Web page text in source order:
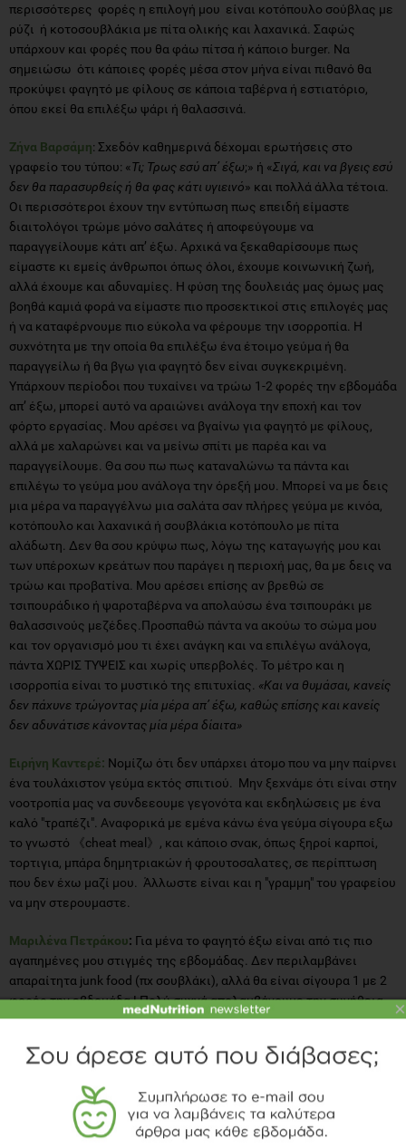
περισσότερες φορές η επιλογή μου είναι κοτόπουλο σούβλας με
ρύζι ή κοτοσουβλάκια με πίτα ολικής και λαχανικά. Σαφώς
υπάρχουν και φορές που θα φάω πίτσα ή κάποιο burger. Να
σημειώσω ότι κάποιες φορές μέσα στον μήνα είναι πιθανό θα
προκύψει φαγητό με φίλους σε κάποια ταβέρνα ή εστιατόριο,
όπου εκεί θα επιλέξω ψάρι ή θαλασσινά.
Ζήνα Βαρσάμη: Σχεδόν καθημερινά δέχομαι ερωτήσεις στο
γραφείο του τύπου: «Τι; Τρως εσύ απ’ έξω;» ή «Σιγά, και να βγεις εσύ
δεν θα παρασυρθείς ή θα φας κάτι υγιεινό» και πολλά άλλα τέτοια.
Οι περισσότεροι έχουν την εντύπωση πως επειδή είμαστε
διαιτολόγοι τρώμε μόνο σαλάτες ή αποφεύγουμε να
παραγγείλουμε κάτι απ’ έξω. Αρχικά να ξεκαθαρίσουμε πως
είμαστε κι εμείς άνθρωποι όπως όλοι, έχουμε κοινωνική ζωή,
αλλά έχουμε και αδυναμίες. Η φύση της δουλειάς μας όμως μας
βοηθά καμιά φορά να είμαστε πιο προσεκτικοί στις επιλογές μας
ή να καταφέρνουμε πιο εύκολα να φέρουμε την ισορροπία. Η
συχνότητα με την οποία θα επιλέξω ένα έτοιμο γεύμα ή θα
παραγγείλω ή θα βγω για φαγητό δεν είναι συγκεκριμένη.
Υπάρχουν περίοδοι που τυχαίνει να τρώω 1-2 φορές την εβδομάδα
απ’ έξω, μπορεί αυτό να αραιώνει ανάλογα την εποχή και τον
φόρτο εργασίας. Μου αρέσει να βγαίνω για φαγητό με φίλους,
αλλά με χαλαρώνει και να μείνω σπίτι με παρέα και να
παραγγείλουμε. Θα σου πω πως καταναλώνω τα πάντα και
επιλέγω το γεύμα μου ανάλογα την όρεξή μου. Μπορεί να με δεις
μια μέρα να παραγγέλνω μια σαλάτα σαν πλήρες γεύμα με κινόα,
κοτόπουλο και λαχανικά ή σουβλάκια κοτόπουλο με πίτα
αλάδωτη. Δεν θα σου κρύψω πως, λόγω της καταγωγής μου και
των υπέροχων κρεάτων που παράγει η περιοχή μας, θα με δεις να
τρώω και προβατίνα. Μου αρέσει επίσης αν βρεθώ σε
τσιπουράδικο ή ψαροταβέρνα να απολαύσω ένα τσιπουράκι με
θαλασσινούς μεζέδες.Προσπαθώ πάντα να ακούω το σώμα μου
και τον οργανισμό μου τι έχει ανάγκη και να επιλέγω ανάλογα,
πάντα ΧΩΡΙΣ ΤΥΨΕΙΣ και χωρίς υπερβολές. Το μέτρο και η
ισορροπία είναι το μυστικό της επιτυχίας. «Και να θυμάσαι, κανείς
δεν πάχυνε τρώγοντας μία μέρα απ’ έξω, καθώς επίσης και κανείς
δεν αδυνάτισε κάνοντας μία μέρα δίαιτα»
Ειρήνη Καντερέ: Νομίζω ότι δεν υπάρχει άτομο που να μην παίρνει
ένα τουλάχιστον γεύμα εκτός σπιτιού. Μην ξεχνάμε ότι είναι στην
νοοτροπία μας να συνδεεουμε γεγονότα και εκδηλώσεις με ένα
καλό "τραπέζι". Αναφορικά με εμένα κάνω ένα γεύμα σίγουρα εξω
το γνωστό 《cheat meal》, και κάποιο σνακ, όπως ξηροί καρποί,
τορτιγια, μπάρα δημητριακών ή φρουτοσαλατες, σε περίπτωση
που δεν έχω μαζί μου. Άλλωστε είναι και η "γραμμη" του γραφείου
να μην στερουμαστε.
Μαριλένα Πετράκου: Για μένα το φαγητό έξω είναι από τις πιο
αγαπημένες μου στιγμές της εβδομάδας. Δεν περιλαμβάνει
απαραίτητα junk food (πχ σουβλάκι), αλλά θα είναι σίγουρα 1 με 2
φορές την εβδομάδα ! Πολύ συχνά απολαμβάνουμε την συνήθεια
του delivery σε φιλικά μαζέματα στο σπίτι, όπου μπορεί να είναι το
σαλάτα από το σπίτι. Επίσης συχνά, θα παραγγείλουμε delivery όταν
έξοδοι μας για φαγητό με παρέα συνήθως αφορούν κοντινά
μεζεδοπωλεία με ωραίο ποιοτικό φαγητό ή μεξικάνικη κουζίνα
που την λατρεύουμε ! Οπότε, απολαμβάνουμε άφοβα το φαγητό
×